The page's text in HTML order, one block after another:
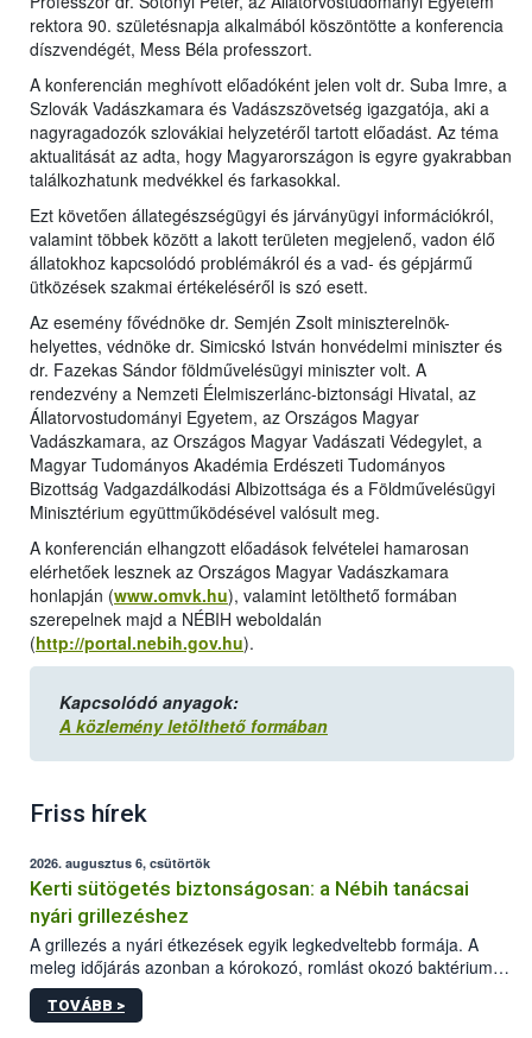
rektora 90. születésnapja alkalmából köszöntötte a konferencia
díszvendégét, Mess Béla professzort.
A konferencián meghívott előadóként jelen volt dr. Suba Imre, a
Szlovák Vadászkamara és Vadászszövetség igazgatója, aki a
nagyragadozók szlovákiai helyzetéről tartott előadást. Az téma
aktualitását az adta, hogy Magyarországon is egyre gyakrabban
találkozhatunk medvékkel és farkasokkal.
Ezt követően állategészségügyi és járványügyi információkról,
valamint többek között a lakott területen megjelenő, vadon élő
állatokhoz kapcsolódó problémákról és a vad- és gépjármű
ütközések szakmai értékeléséről is szó esett.
Az esemény fővédnöke dr. Semjén Zsolt miniszterelnök-
helyettes, védnöke dr. Simicskó István honvédelmi miniszter és
dr. Fazekas Sándor földművelésügyi miniszter volt. A
rendezvény a Nemzeti Élelmiszerlánc-biztonsági Hivatal, az
Állatorvostudományi Egyetem, az Országos Magyar
Vadászkamara, az Országos Magyar Vadászati Védegylet, a
Magyar Tudományos Akadémia Erdészeti Tudományos
Bizottság Vadgazdálkodási Albizottsága és a Földművelésügyi
Minisztérium együttműködésével valósult meg.
A konferencián elhangzott előadások felvételei hamarosan
elérhetőek lesznek az Országos Magyar Vadászkamara
honlapján (www.omvk.hu), valamint letölthető formában
szerepelnek majd a NÉBIH weboldalán
(http://portal.nebih.gov.hu).
Kapcsolódó anyagok:
A közlemény letölthető formában
Friss hírek
2026. augusztus 6, csütörtök
Kerti sütögetés biztonságosan: a Nébih tanácsai
nyári grillezéshez
A grillezés a nyári étkezések egyik legkedveltebb formája. A
meleg időjárás azonban a kórokozó, romlást okozó baktériumok
gyorsabb szaporodásának is kedvez. A szabadtéri sütögetés
ezért nem csupán a megfelelő sütési technikáról szól: legalább
TOVÁBB >